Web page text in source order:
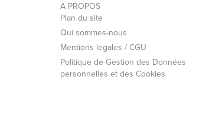
A PROPOS
Plan du site
Qui sommes-nous
Mentions legales / CGU
Politique de Gestion des Données
personnelles et des Cookies